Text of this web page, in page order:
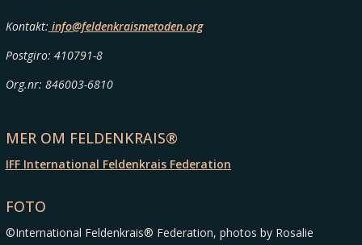
Kontakt: info@feldenkraismetoden.org
Postgiro: 410791-8
Org.nr: 846003-6810
MER OM FELDENKRAIS®
IFF International Feldenkrais Federation
FOTO
©International Feldenkrais® Federation, photos by Rosalie